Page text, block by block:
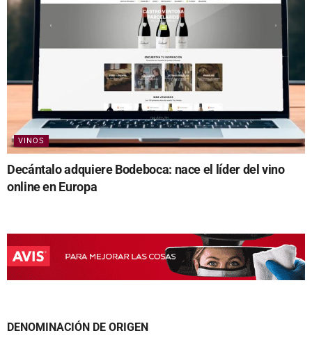
VINOS
Decántalo adquiere Bodeboca: nace el líder del vino
online en Europa
DENOMINACIÓN DE ORIGEN